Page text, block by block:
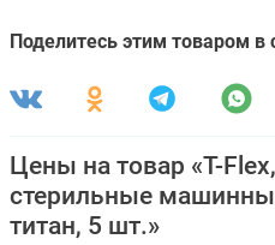
Поделитесь этим товаром в
Цены на товар «T-
стерильные
титан, 5 шт.»